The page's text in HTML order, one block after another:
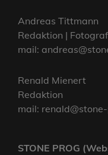
Andreas Tittmann
Redaktion | Fotograf
mail:
Renald Mienert
Redaktion
mail:
STONE PROG